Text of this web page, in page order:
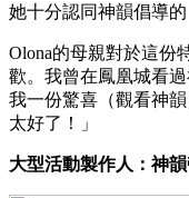
她十分認同神韻倡導
Olona的母親對於這份
歡。我曾在鳳凰城看
我一份驚喜（觀看神
太好了！」
大型活動製作人：神